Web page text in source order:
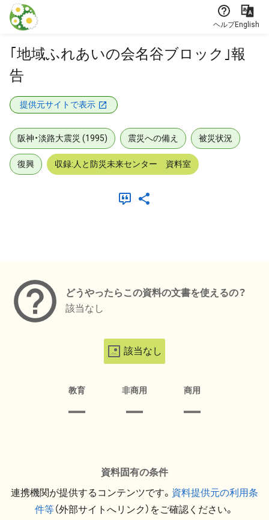
本文に飛ぶ
ヘルプEnglish
｢地域ふれあいの会名谷ブロック｣報
告
提供元サイトで表示
阪神・淡路大震災 (1995) 震災への備え 被災状況
復興 収録:人と防災未来センター 資料室
どうやったらこの資料の文書を使えるの？
該当なし
該当なし
教育 非商用 商用
資料固有の条件
連携機関が提供するコンテンツです。 資料提供元の利用条
件等（外部サイトへリンク）をご確認ください。